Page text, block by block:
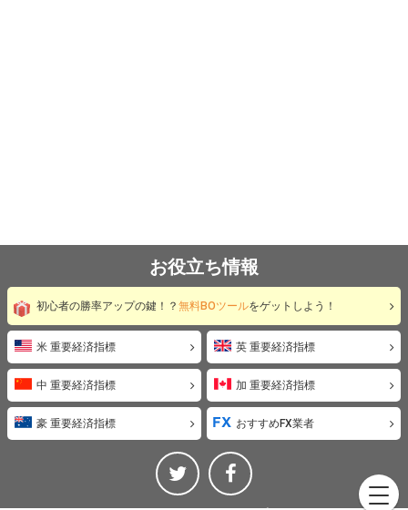
お役立ち情報
初心者の勝率アップの鍵！？ 無料BOツールをゲットしよう！
米 重要経済指標 英 重要経済指標
中 重要経済指標 加 重要経済指標
豪 重要経済指標 おすすめFX業者